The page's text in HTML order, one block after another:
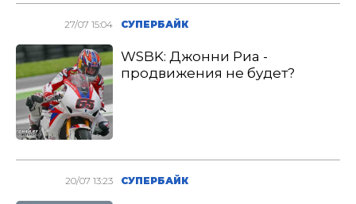
27/07 15:04 СУПЕРБАЙК
WSBK: Джонни Риа -
продвижения не будет?
20/07 13:23 СУПЕРБАЙК